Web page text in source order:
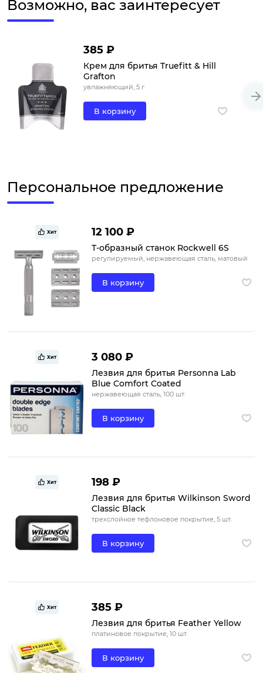
Возможно, вас заинтересует
385 ₽
Крем для бритья Truefitt & Hill
Grafton
увлажняющий, 5 г
В корзину
Персональное предложение
Хит 12 100 ₽
Т-образный станок Rockwell 6S
регулируемый, нержавеющая сталь, матовый
В корзину
Хит 3 080 ₽
Лезвия для бритья Personna Lab
Blue Comfort Coated
нержавеющая сталь, 100 шт.
В корзину
Хит 198 ₽
Лезвия для бритья Wilkinson Sword
Classic Black
трехслойное тефлоновое покрытие, 5 шт.
В корзину
Хит 385 ₽
Лезвия для бритья Feather Yellow
платиновое покрытие, 10 шт.
В корзину